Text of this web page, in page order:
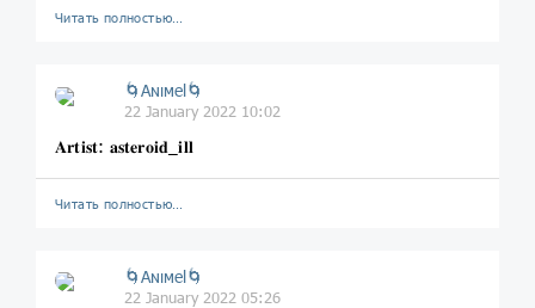
Читать полностью…
🌀Aɴιмel🌀
22 January 2022 10:02
𝐀𝐫𝐭𝐢𝐬𝐭: 𝐚𝐬𝐭𝐞𝐫𝐨𝐢𝐝_𝐢𝐥𝐥
Читать полностью…
🌀Aɴιмel🌀
22 January 2022 05:26